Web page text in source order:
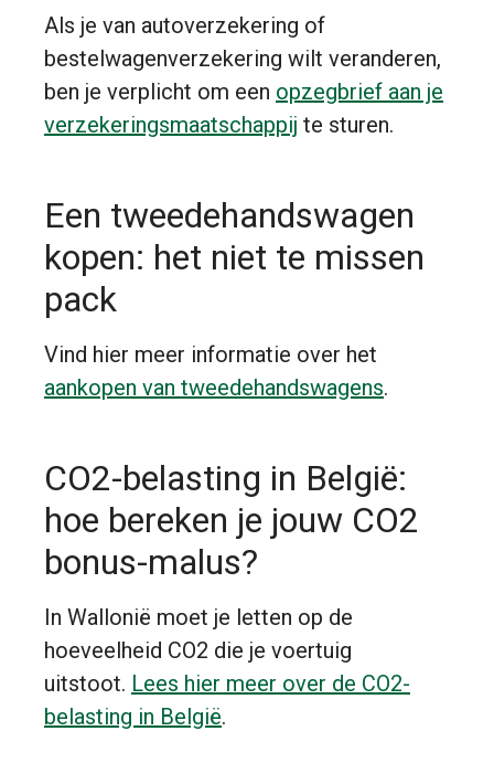
Als je van autoverzekering of
bestelwagenverzekering wilt veranderen,
ben je verplicht om een opzegbrief aan je
verzekeringsmaatschappij te sturen.
Een tweedehandswagen
kopen: het niet te missen
pack
Vind hier meer informatie over het
aankopen van tweedehandswagens.
CO2-belasting in België:
hoe bereken je jouw CO2
bonus-malus?
In Wallonië moet je letten op de
hoeveelheid CO2 die je voertuig
uitstoot. Lees hier meer over de CO2-
belasting in België.